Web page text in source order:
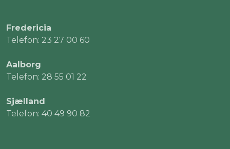
Fredericia
Telefon: 23 27 00 60
Aalborg
Telefon: 28 55 01 22
Sjælland
Telefon: 40 49 90 82